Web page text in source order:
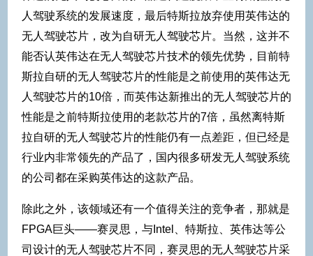
人驾驶系统的发展速度，最后特斯拉放弃使用英伟达的
无人驾驶芯片，改为自研无人驾驶芯片。当然，这并不
能否认英伟达在无人驾驶芯片技术的领先优势，目前特
斯拉自研的无人驾驶芯片的性能是之前使用的英伟达无
人驾驶芯片的10倍，而英伟达新推出的无人驾驶芯片的
性能是之前特斯拉使用的老款芯片的7倍，虽然离特斯
拉自研的无人驾驶芯片的性能仍有一点差距，但已经是
行业内非常领先的产品了，国内很多研发无人驾驶系统
的公司都在采购英伟达的这款产品。
除此之外，该领域还有一个值得关注的竞争者，那就是
FPGA巨头——赛灵思，与Intel、特斯拉、英伟达等公
司设计的无人驾驶芯片不同，赛灵思的无人驾驶芯片采